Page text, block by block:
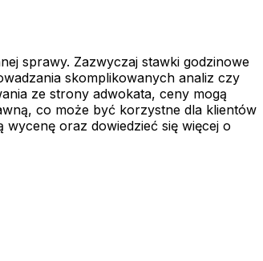
sprawy. Zazwyczaj stawki godzinowe
skomplikowanych analiz czy
ze strony adwokata, ceny mogą
co może być korzystne dla klientów
oraz dowiedzieć się więcej o